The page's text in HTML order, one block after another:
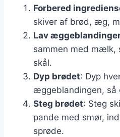
Forbered
skiver af brød, æg,
Lav
sammen med mælk,
skål.
Dyp brødet: Dyp
æggeblandingen,
Steg brødet: Steg
pande med smør,
sprøde.